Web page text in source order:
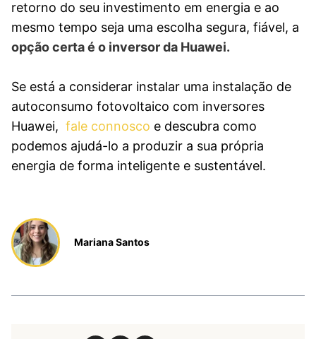
retorno do seu investimento em energia e ao
mesmo tempo seja uma escolha segura, fiável, a
opção certa é o inversor da Huawei.
Se está a considerar instalar uma instalação de
autoconsumo fotovoltaico com inversores
Huawei, fale connosco e descubra como
podemos ajudá-lo a produzir a sua própria
energia de forma inteligente e sustentável.
Mariana Santos